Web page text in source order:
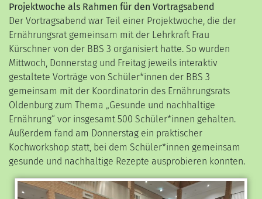
Projektwoche als Rahmen für den Vortragsabend
Der Vortragsabend war Teil einer Projektwoche, die der
Ernährungsrat gemeinsam mit der Lehrkraft Frau
Kürschner von der BBS 3 organisiert hatte. So wurden
Mittwoch, Donnerstag und Freitag jeweils interaktiv
gestaltete Vorträge von Schüler*innen der BBS 3
gemeinsam mit der Koordinatorin des Ernährungsrats
Oldenburg zum Thema „Gesunde und nachhaltige
Ernährung“ vor insgesamt 500 Schüler*innen gehalten.
Außerdem fand am Donnerstag ein praktischer
Kochworkshop statt, bei dem Schüler*innen gemeinsam
gesunde und nachhaltige Rezepte ausprobieren konnten.